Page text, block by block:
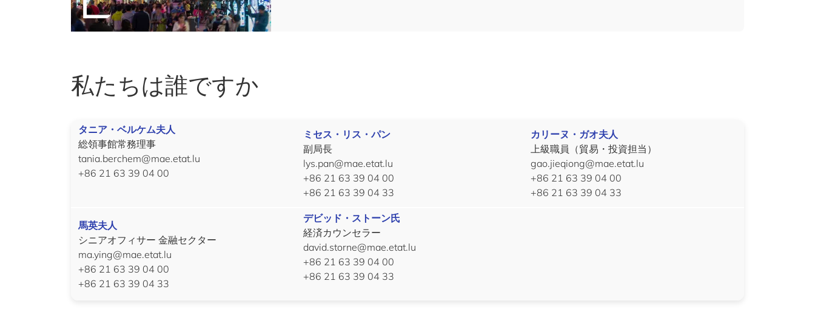
私たちは誰ですか
タニア・ベルケム夫人
総領事館常務理事
tania.berchem@mae.etat.lu
+86 21 63 39 04 00
ミセス・リス・パン
副局長
lys.pan@mae.etat.lu
+86 21 63 39 04 00
+86 21 63 39 04 33
カリーヌ・ガオ夫人
上級職員（貿易・投資担当）
gao.jieqiong@mae.etat.lu
+86 21 63 39 04 00
+86 21 63 39 04 33
馬英夫人
シニアオフィサー 金融セクター
ma.ying@mae.etat.lu
+86 21 63 39 04 00
+86 21 63 39 04 33
デビッド・ストーン氏
経済カウンセラー
david.storne@mae.etat.lu
+86 21 63 39 04 00
+86 21 63 39 04 33